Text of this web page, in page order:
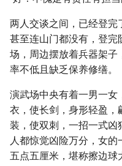
两人交谈之间，已经登完
甚至连山门都没有，登
场，周边摆放着兵器架子
率不低且缺乏保养修缮。
演武场中央有着一男一
衣，使长剑，身形轻盈，
装，使双刺，一招一式
人都惊觉凶险万分，女
五点五厘米，堪称擦边球